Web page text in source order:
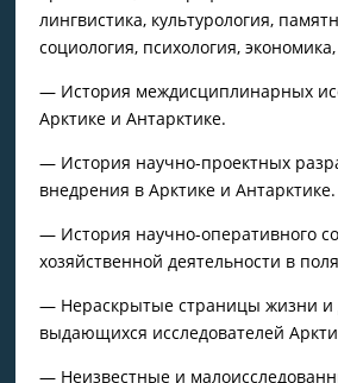
лингвистика, культурология,
социология, психология,
— История междисциплинарных
Арктике и Антарктике.
— История научно-проектных
внедрения в Арктике и Антарктике.
— История научно-оперативного
хозяйственной деятельности в
— Нераскрытые страницы жизни и
выдающихся исследователей
— Неизвестные и